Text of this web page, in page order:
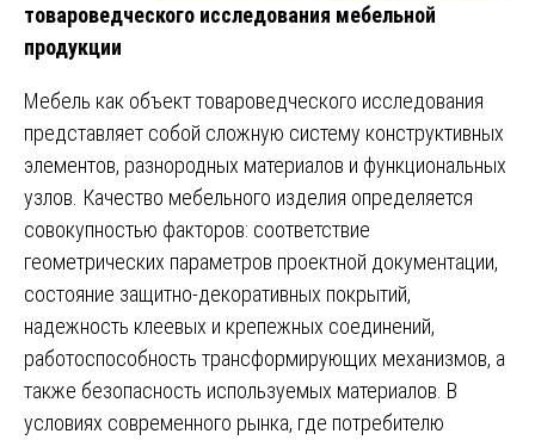
товароведческого исследования мебельной
продукции
Мебель как объект товароведческого исследования
представляет собой сложную систему конструктивных
элементов, разнородных материалов и функциональных
узлов. Качество мебельного изделия определяется
совокупностью факторов: соответствие
геометрических параметров проектной документации,
состояние защитно-декоративных покрытий,
надежность клеевых и крепежных соединений,
работоспособность трансформирующих механизмов, а
также безопасность используемых материалов. В
условиях современного рынка, где потребителю